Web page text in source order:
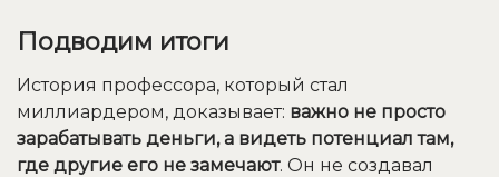
Подводим итоги
История профессора, который стал
миллиардером, доказывает: важно не просто
зарабатывать деньги, а видеть потенциал там,
где другие его не замечают. Он не создавал